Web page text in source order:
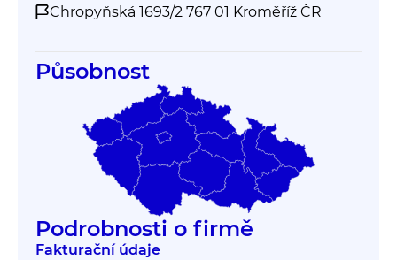
Chropyňská 1693/2 767 01 Kroměříž ČR
Působnost
Podrobnosti o firmě
Fakturační údaje